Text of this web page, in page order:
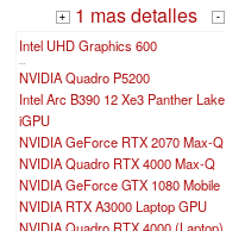
+ 1 mas detalles -
Intel UHD Graphics 600
...
NVIDIA Quadro P5200
Intel Arc B390 12 Xe3 Panther Lake
iGPU
NVIDIA GeForce RTX 2070 Max-Q
NVIDIA Quadro RTX 4000 Max-Q
NVIDIA GeForce GTX 1080 Mobile
NVIDIA RTX A3000 Laptop GPU